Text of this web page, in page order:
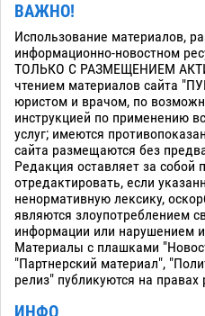
ВАЖНО!
Использование материалов,
информационно-новостном
ТОЛЬКО С РАЗМЕЩЕНИЕМ
чтением материалов сайта
юристом и врачом, по
инструкцией по применению
услуг; имеются
сайта размещаются без
Редакция оставляет за собой
отредактировать, если
ненормативную лексику,
являются злоупотреблением
информации или нарушением
Материалы с плашками
"Партнерский материал",
релиз" публикуются на